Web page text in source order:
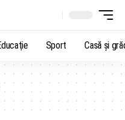
Sport Casă şi